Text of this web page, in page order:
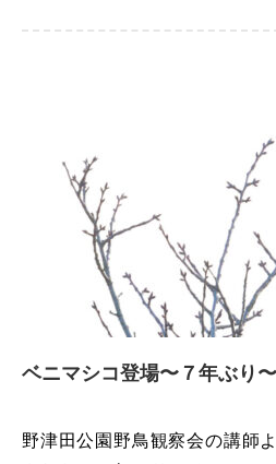
ベニマシコ登場〜７年ぶり〜
野津田公園野鳥観察会の講師